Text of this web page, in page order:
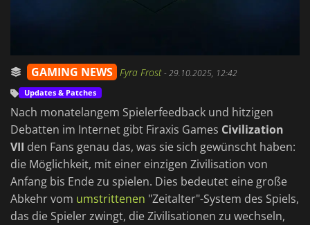
GAMING NEWS Fyra Frost-29.10.2025, 12:42
Updates & Patches
Nach monatelangem Spielerfeedback und hitzigen
Debatten im Internet gibt Firaxis Games Civilization
VII den Fans genau das, was sie sich gewünscht haben:
die Möglichkeit, mit einer einzigen Zivilisation von
Anfang bis Ende zu spielen. Dies bedeutet eine große
Abkehr vom umstrittenen "Zeitalter"-System des Spiels,
das die Spieler zwingt, die Zivilisationen zu wechseln,